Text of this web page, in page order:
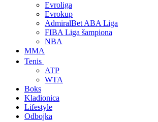
Evroliga
Evrokup
AdmiralBet ABA Liga
FIBA Liga šampiona
NBA
MMA
Tenis
ATP
WTA
Boks
Kladionica
Lifestyle
Odbojka